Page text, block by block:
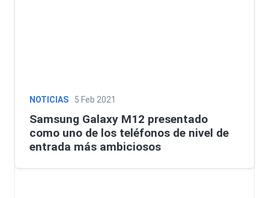
NOTICIAS 5 Feb 2021
Samsung Galaxy M12 presentado
como uno de los teléfonos de nivel de
entrada más ambiciosos